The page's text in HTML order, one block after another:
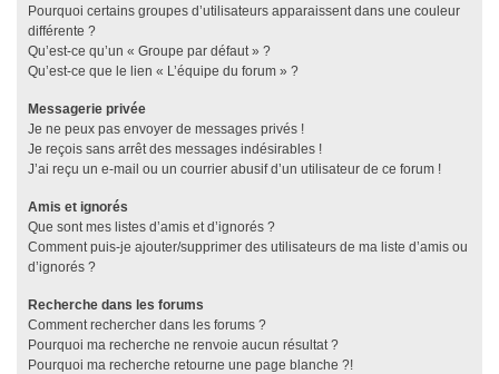
Pourquoi certains groupes d’utilisateurs apparaissent dans une couleur
différente ?
Qu’est-ce qu’un « Groupe par défaut » ?
Qu’est-ce que le lien « L’équipe du forum » ?
Messagerie privée
Je ne peux pas envoyer de messages privés !
Je reçois sans arrêt des messages indésirables !
J’ai reçu un e-mail ou un courrier abusif d’un utilisateur de ce forum !
Amis et ignorés
Que sont mes listes d’amis et d’ignorés ?
Comment puis-je ajouter/supprimer des utilisateurs de ma liste d’amis ou
d’ignorés ?
Recherche dans les forums
Comment rechercher dans les forums ?
Pourquoi ma recherche ne renvoie aucun résultat ?
Pourquoi ma recherche retourne une page blanche ?!